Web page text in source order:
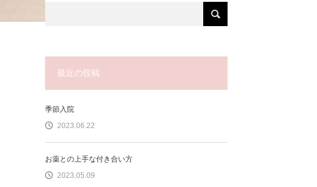
最近の投稿
季節入院
2023.06.22
お薬との上手な付き合い方
2023.05.09